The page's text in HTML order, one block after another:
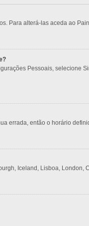
Para alterá-las aceda ao
Pessoais, selecione
errada, então o horário
Iceland, Lisboa,